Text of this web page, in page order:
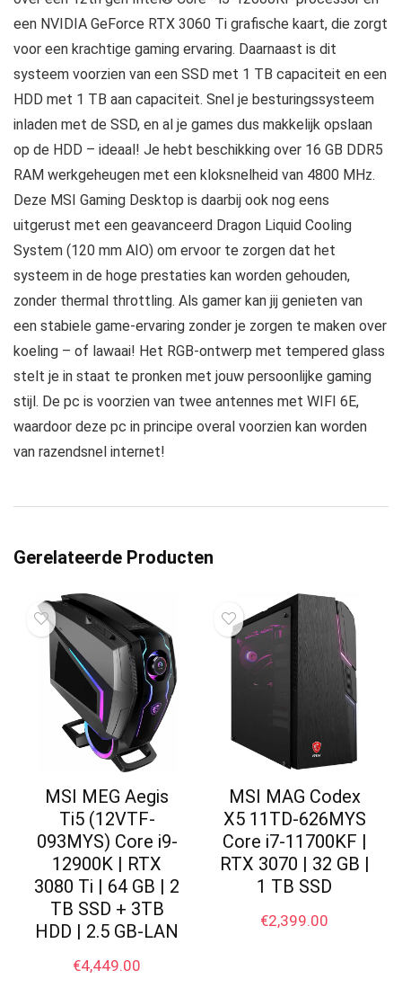
een NVIDIA GeForce RTX 3060 Ti grafische kaart, die zorgt
voor een krachtige gaming ervaring. Daarnaast is dit
systeem voorzien van een SSD met 1 TB capaciteit en een
HDD met 1 TB aan capaciteit. Snel je besturingssysteem
inladen met de SSD, en al je games dus makkelijk opslaan
op de HDD – ideaal! Je hebt beschikking over 16 GB DDR5
RAM werkgeheugen met een kloksnelheid van 4800 MHz.
Deze MSI Gaming Desktop is daarbij ook nog eens
uitgerust met een geavanceerd Dragon Liquid Cooling
System (120 mm AIO) om ervoor te zorgen dat het
systeem in de hoge prestaties kan worden gehouden,
zonder thermal throttling. Als gamer kan jij genieten van
een stabiele game-ervaring zonder je zorgen te maken over
koeling – of lawaai! Het RGB-ontwerp met tempered glass
stelt je in staat te pronken met jouw persoonlijke gaming
stijl. De pc is voorzien van twee antennes met WIFI 6E,
waardoor deze pc in principe overal voorzien kan worden
van razendsnel internet!
Gerelateerde Producten
MSI MEG Aegis
Ti5 (12VTF-
093MYS) Core i9-
12900K | RTX
3080 Ti | 64 GB | 2
TB SSD + 3TB
HDD | 2.5 GB-LAN
€4,449.00
MSI MAG Codex
X5 11TD-626MYS
Core i7-11700KF |
RTX 3070 | 32 GB |
1 TB SSD
€2,399.00